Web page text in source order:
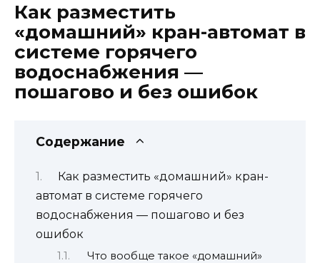
Как разместить
«домашний» кран-автомат в
системе горячего
водоснабжения —
пошагово и без ошибок
Содержание
Как разместить «домашний» кран-
автомат в системе горячего
водоснабжения — пошагово и без
ошибок
Что вообще такое «домашний»